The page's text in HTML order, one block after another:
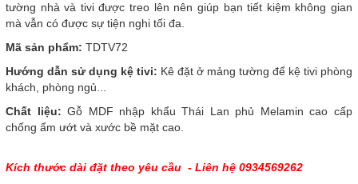
tường nhà và tivi được treo lên nên giúp bạn tiết kiệm không gian
mà vẫn có được sự tiện nghi tối đa.
Mã sản phẩm: TDTV72
Hướng dẫn sử dụng kệ tivi: Kê đặt ở mảng tường để kệ tivi phòng
khách, phòng ngủ...
Chất liệu: Gỗ MDF nhập khẩu Thái Lan phủ Melamin cao cấp
chống ẩm ướt và xước bề mặt cao.
Kích thước dài đặt theo yêu cầu - Liên hệ 0934569262